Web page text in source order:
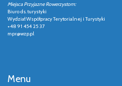
Miejsca Przyjazne Rowerzystom:
Biuro ds. turystyki
Wydział Współpracy Terytorialnej i Turystyki
+48 91 454 25 37
mpr@wzp.pl
Menu